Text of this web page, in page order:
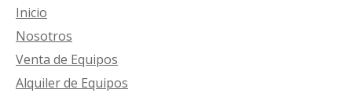
Inicio
Nosotros
Venta de Equipos
Alquiler de Equipos